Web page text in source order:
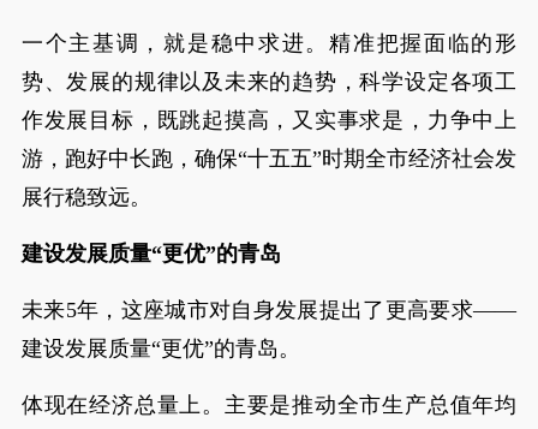
一个主基调，就是稳中求进。精准把握面临的形
势、发展的规律以及未来的趋势，科学设定各项工
作发展目标，既跳起摸高，又实事求是，力争中上
游，跑好中长跑，确保“十五五”时期全市经济社会发
展行稳致远。
建设发展质量“更优”的青岛
未来5年，这座城市对自身发展提出了更高要求——
建设发展质量“更优”的青岛。
体现在经济总量上。主要是推动全市生产总值年均